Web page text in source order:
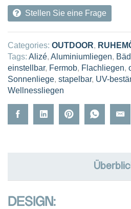
Stellen Sie eine Frage
Categories: OUTDOOR,
Tags: Alizé, Aluminiumliegen,
einstellbar, Fermob, Flachliegen,
Sonnenliege, stapelbar, UV-
Wellnessliegen
DESIGN: